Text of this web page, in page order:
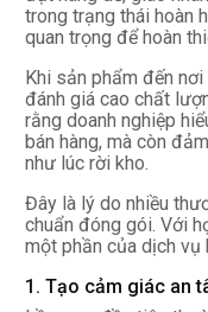
trong trạng thái hoàn
quan trọng để hoàn
Khi sản phẩm đến
đánh giá cao chất
rằng doanh nghiệp
bán hàng, mà còn
như lúc rời kho.
Đây là lý do nhiều
chuẩn đóng gói. Với
một phần của dịch vụ
1. Tạo cảm giác an